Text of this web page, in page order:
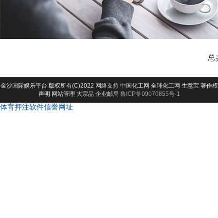
总
金沙国际娱乐平台 版权所有(C)2022 网络支持 中国化工网 全球化工网 生意宝 著作权
声明 网站管理 大宗品 企业邮局 鲁ICP备09070855号-1
体育押注软件信誉网址